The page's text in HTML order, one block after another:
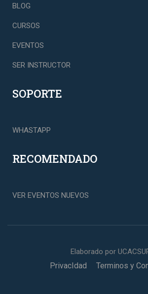
BLOG
CURSOS
EVENTOS
SER INSTRUCTOR
SOPORTE
WHASTAPP
RECOMENDADO
VER EVENTOS NUEVOS
Elaborado por
PrivacIdad Terminos y